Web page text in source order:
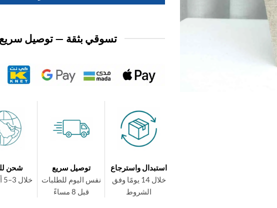
تسوقي بثقة — توصيل
استبدال واسترجاع
خلال 14 يومًا وفق
الشروط
توصيل سريع
نفس اليوم للطلبات
قبل 8 مساءً
شحن
خلال 3–5 أيام عمل